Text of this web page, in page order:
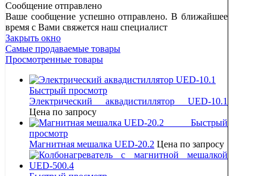
Сообщение отправлено
Ваше сообщение успешно отправлено. В ближайшее
время с Вами свяжется наш специалист
Закрыть окно
Самые продаваемые товары
Просмотренные товары
Быстрый просмотр
Электрический аквадистиллятор UED-10.1
Цена по запросу
Быстрый
просмотр
Магнитная мешалка UED-20.2 Цена по запросу